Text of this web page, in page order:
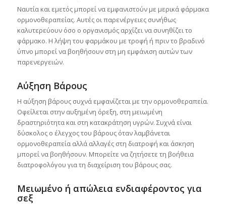
Ναυτία και εμετός μπορεί να εμφανιστούν με μερικά φάρμακα
ορμονοθεραπείας. Αυτές οι παρενέργειες συνήθως
καλυτερεύουν όσο ο οργανισμός αρχίζει να συνηθίζει το
φάρμακο. Η λήψη του φαρμάκου με τροφή ή πριν το βραδινό
ύπνο μπορεί να βοηθήσουν στη μη εμφάνιση αυτών των
παρενεργειών.
Αύξηση Βάρους
Η αύξηση βάρους συχνά εμφανίζεται με την ορμονοθεραπεία.
Οφείλεται στην αυξημένη όρεξη, στη μειωμένη
δραστηριότητα και στη κατακράτηση υγρών. Συχνά είναι
δύσκολος ο έλεγχος του βάρους όταν λαμβάνεται
ορμονοθεραπεία αλλά αλλαγές στη διατροφή και άσκηση
μπορεί να βοηθήσουν. Μπορείτε να ζητήσετε τη βοήθεια
διατροφολόγου για τη διαχείριση του βάρους σας.
Μειωμένο ή απώλεια ενδιαφέροντος για
σεξ